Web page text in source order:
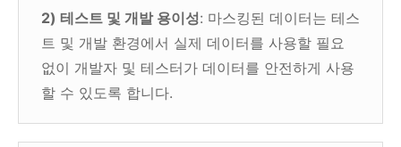
2) 테스트 및 개발 용이성: 마스킹된 데이터는 테스
트 및 개발 환경에서 실제 데이터를 사용할 필요
없이 개발자 및 테스터가 데이터를 안전하게 사용
할 수 있도록 합니다.